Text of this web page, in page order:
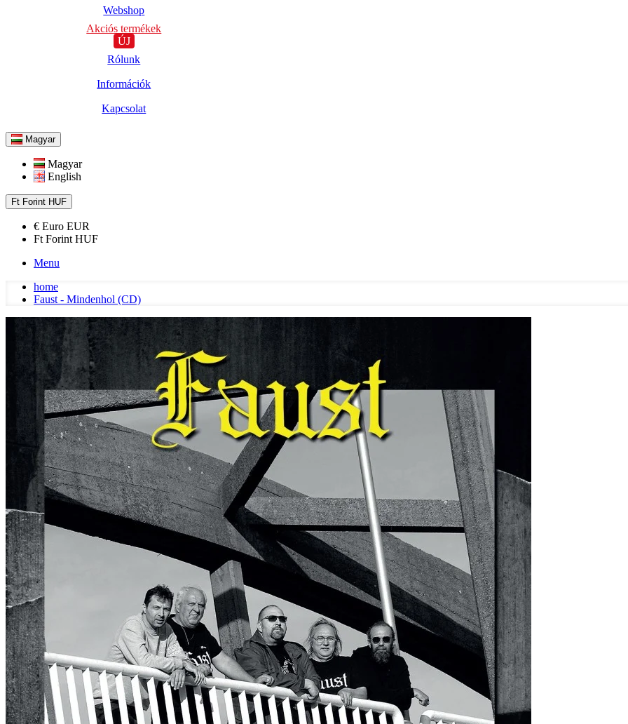
Webshop
Akciós termékek
ÚJ
Rólunk
Információk
Kapcsolat
Magyar
Magyar
English
Ft Forint HUF
€ Euro EUR
Ft Forint HUF
Menu
home
Faust - Mindenhol (CD)